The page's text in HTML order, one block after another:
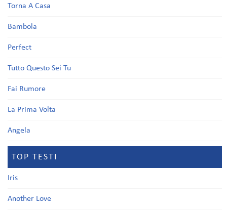
Torna A Casa
Bambola
Perfect
Tutto Questo Sei Tu
Fai Rumore
La Prima Volta
Angela
TOP TESTI
Iris
Another Love